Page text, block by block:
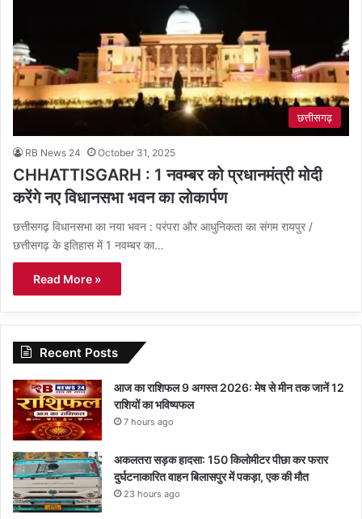
छत्तीसगढ़
RB News 24 October 31, 2025
CHHATTISGARH : 1 नवम्बर को प्रधानमंत्री मोदी
करेंगे नए विधानसभा भवन का लोकार्पण
छत्तीसगढ़ विधानसभा का नया भवन : परंपरा और आधुनिकता का संगम रायपुर /
छत्तीसगढ़ के इतिहास में 1 नवम्बर का…
Read More »
Recent Posts
आज का राशिफल 9 अगस्त 2026: मेष से मीन तक जानें 12
राशियों का भविष्यफल
7 hours ago
अकलतरा सड़क हादसा: 150 किलोमीटर पीछा कर फरार
दुर्घटनाकारित वाहन बिलासपुर में पकड़ा, एक की मौत
23 hours ago